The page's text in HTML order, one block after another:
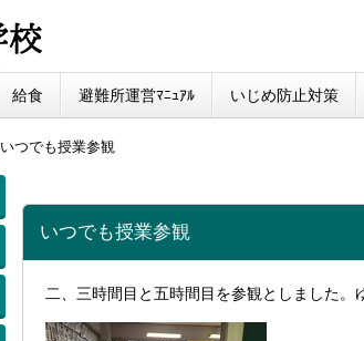
給食 避難所運営ﾏﾆｭｱﾙ いじめ防止対策
いつでも授業参観
いつでも授業参観
二、三時間目と五時間目を参観としました